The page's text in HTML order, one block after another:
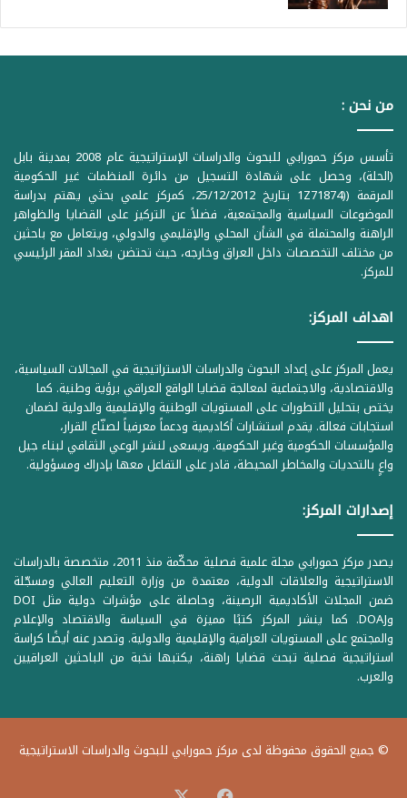
من نحن :
تأسس مركز حمورابي للبحوث والدراسات الإستراتيجية عام 2008 بمدينة بابل
(الحلة)، وحصل على شهادة التسجيل من دائرة المنظمات غير الحكومية
المرقمة ((1Z71874 بتاريخ 25/12/2012، كمركز علمي بحثي يهتم بدراسة
الموضوعات السياسية والمجتمعية، فضلاً عن التركيز على القضايا والظواهر
الراهنة والمحتملة في الشأن المحلي والإقليمي والدولي، ويتعامل مع باحثين
من مختلف التخصصات داخل العراق وخارجه، حيث تحتضن بغداد المقر الرئيسي
للمركز.
اهداف المركز:
يعمل المركز على إعداد البحوث والدراسات الاستراتيجية في المجالات السياسية،
والاقتصادية، والاجتماعية لمعالجة قضايا الواقع العراقي برؤية وطنية. كما
يختص بتحليل التطورات على المستويات الوطنية والإقليمية والدولية لضمان
استجابات فعالة. يقدم استشارات أكاديمية ودعماً معرفياً لصنّاع القرار،
والمؤسسات الحكومية وغير الحكومية. ويسعى لنشر الوعي الثقافي لبناء جيل
واعٍ بالتحديات والمخاطر المحيطة، قادر على التفاعل معها بإدراك ومسؤولية.
إصدارات المركز:
يصدر مركز حمورابي مجلة علمية فصلية محكّمة منذ 2011، متخصصة بالدراسات
الاستراتيجية والعلاقات الدولية، معتمدة من وزارة التعليم العالي ومسجّلة
ضمن المجلات الأكاديمية الرصينة، وحاصلة على مؤشرات دولية مثل DOI
وDOAJ. كما ينشر المركز كتبًا مميزة في السياسة والاقتصاد والإعلام
والمجتمع على المستويات العراقية والإقليمية والدولية. وتصدر عنه أيضًا كراسة
استراتيجية فصلية تبحث قضايا راهنة، يكتبها نخبة من الباحثين العراقيين
والعرب.
© جميع الحقوق محفوظة لدى مركز حمورابي للبحوث والدراسات الاستراتيجية